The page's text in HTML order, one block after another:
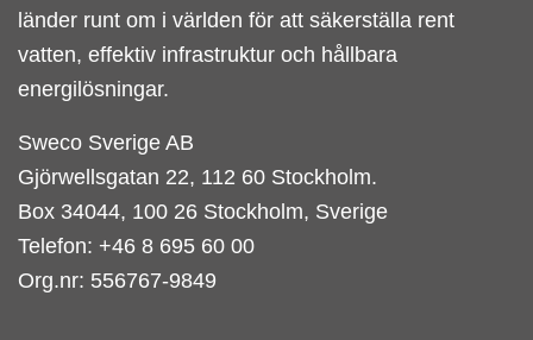
länder runt om i världen för att säkerställa rent
vatten, effektiv infrastruktur och hållbara
energilösningar.
Sweco Sverige AB
Gjörwellsgatan 22, 112 60 Stockholm.
Box 34044, 100 26 Stockholm, Sverige
Telefon: +46 8 695 60 00
Org.nr: 556767-9849